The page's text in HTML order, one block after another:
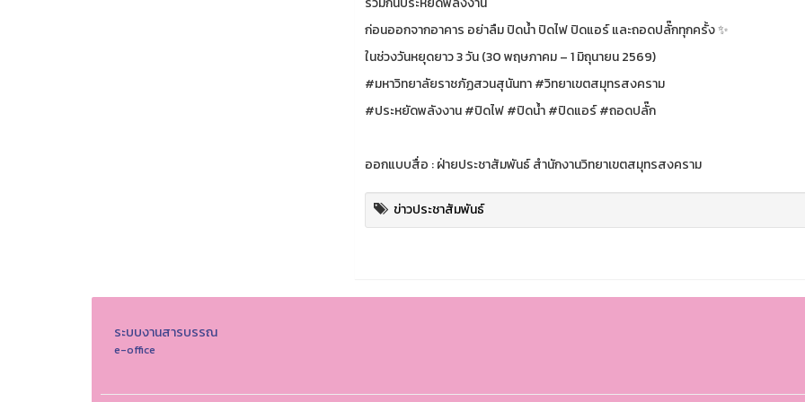
ก่อนออกจากอาคาร อย่าลืม ปิดน้ำ ปิดไฟ ปิดแอร์ และถอดปลั๊กทุกครั้ง ✨
ในช่วงวันหยุดยาว 3 วัน (30 พฤษภาคม – 1 มิถุนายน 2569)
#มหาวิทยาลัยราชภัฏสวนสุนันทา #วิทยาเขตสมุทรสงคราม
#ประหยัดพลังงาน #ปิดไฟ #ปิดน้ำ #ปิดแอร์ #ถอดปลั๊ก
ออกแบบสื่อ : ฝ่ายประชาสัมพันธ์ สำนักงานวิทยาเขตสมุทรสงคราม
ข่าวประชาสัมพันธ์
ระบบงานสารบรรณ
e-office